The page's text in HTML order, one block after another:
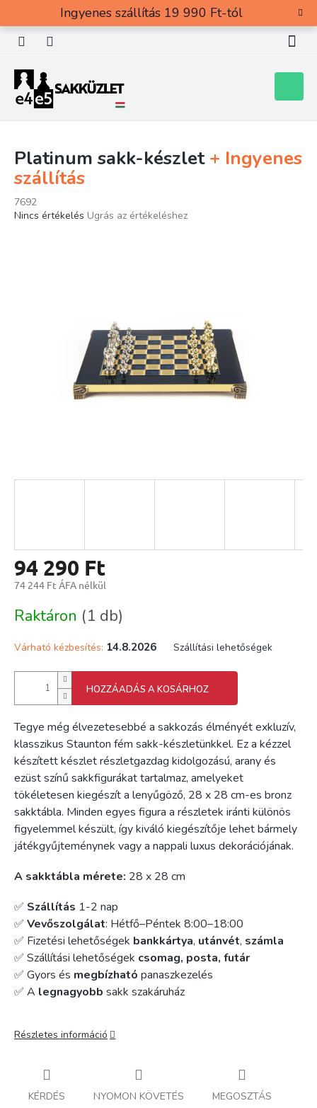
tartalomhoz
Ingyenes szállítás 19 990 Ft-tól
Platinum sakk-készlet + Ingyenes
szállítás
7692
A
Nincs értékelés Ugrás az értékeléshez
94 290 Ft
74 244 Ft ÁFA nélkül
Raktáron (1 db)
Várható kézbesítés: 14.8.2026 Szállítási lehetőségek
HOZZÁADÁS A KOSÁRHOZ
Tegye még élvezetesebbé a sakkozás élményét exkluzív,
klasszikus Staunton fém sakk-készletünkkel. Ez a kézzel
készített készlet részletgazdag kidolgozású, arany és
ezüst színű sakkfigurákat tartalmaz, amelyeket
tökéletesen kiegészít a lenyűgöző, 28 x 28 cm-es bronz
sakktábla. Minden egyes figura a részletek iránti különös
figyelemmel készült, így kiváló kiegészítője lehet bármely
játékgyűjteménynek vagy a nappali luxus dekorációjának.
A sakktábla mérete: 28 x 28 cm
✅ Szállítás 1-2 nap
✅ Vevőszolgálat: Hétfő–Péntek 8:00–18:00
✅ Fizetési lehetőségek bankkártya, utánvét, számla
✅ Szállítási lehetőségek csomag, posta, futár
✅ Gyors és megbízható panaszkezelés
✅ A legnagyobb sakk szakáruház
Részletes információ
KÉRDÉS NYOMON KÖVETÉS MEGOSZTÁS